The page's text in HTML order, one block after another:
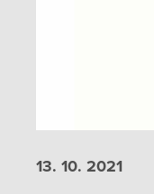
13. 10. 2021